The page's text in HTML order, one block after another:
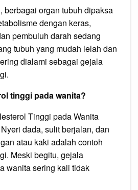
berbagai organ tubuh dipaksa
dengan keras,
pembuluh darah sedang
tubuh yang mudah lelah dan
dialami sebagai gejala
tinggi pada wanita?
Tinggi pada Wanita
dada, sulit berjalan, dan
atau kaki adalah contoh
Meski begitu, gejala
wanita sering kali tidak